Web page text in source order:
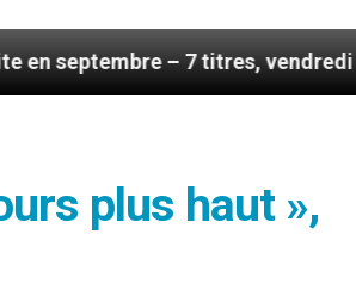
– 7 titres, vendredi 7 août 2026
plus haut »,